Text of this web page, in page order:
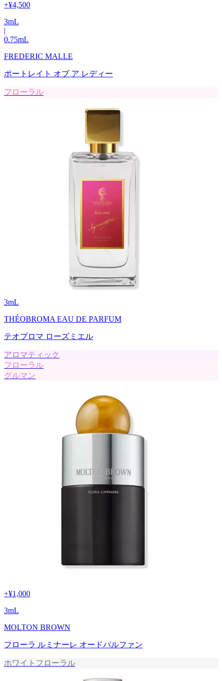
+¥4,500
3mL
|
0.75mL
FREDERIC MALLE
ポートレイト オブ ア レディー
フローラル
3mL
THÉOBROMA EAU DE PARFUM
テオブロマ ローズミエル
アロマティック
フローラル
グルマン
+¥1,000
3mL
MOLTON BROWN
フローラ ルミナーレ オードパルファン
ホワイトフローラル